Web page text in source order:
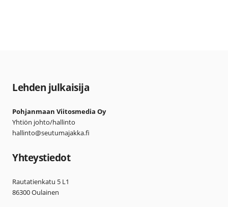
Lehden julkaisija
Pohjanmaan Viitosmedia Oy
Yhtiön johto/hallinto
hallinto@seutumajakka.fi
Yhteystiedot
Rautatienkatu 5 L1
86300 Oulainen